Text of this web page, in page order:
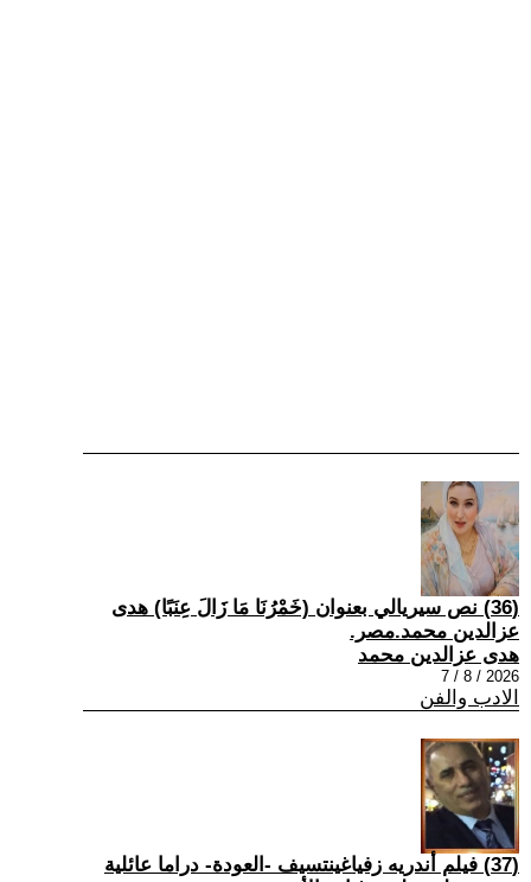
(36) نص سيريالي بعنوان (خَمْرُنَا مَا زَالَ عِنَبًا) هدى
عزالدين محمد.مصر.
هدى عزالدين محمد
2026 / 8 / 7
الادب والفن
(37) فيلم أندريه زفياغينتسيف -العودة- دراما عائلية